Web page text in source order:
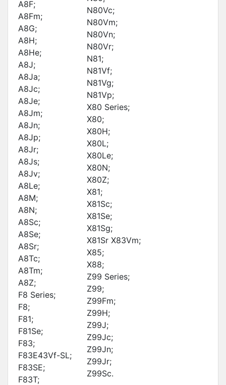
A8F;
A8Fm;
A8G;
A8H;
A8He;
A8J;
A8Ja;
A8Jc;
A8Je;
A8Jm;
A8Jn;
A8Jp;
A8Jr;
A8Js;
A8Jv;
A8Le;
A8M;
A8N;
A8Sc;
A8Se;
A8Sr;
A8Tc;
A8Tm;
A8Z;
F8 Series;
F8;
F81;
F81Se;
F83;
F83E43Vf-SL;
F83SE;
F83T;
N80Vc;
N80Vm;
N80Vn;
N80Vr;
N81;
N81Vf;
N81Vg;
N81Vp;
X80 Series;
X80;
X80H;
X80L;
X80Le;
X80N;
X80Z;
X81;
X81Sc;
X81Se;
X81Sg;
X81Sr X83Vm;
X85;
X88;
Z99 Series;
Z99;
Z99Fm;
Z99H;
Z99J;
Z99Jc;
Z99Jn;
Z99Jr;
Z99Sc.